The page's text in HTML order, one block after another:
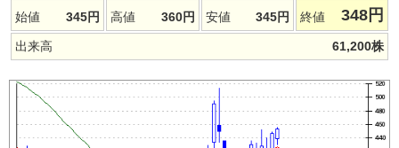
始値 345円 高値 360円 安値 345円 終値 348 円
出来高 61,200株